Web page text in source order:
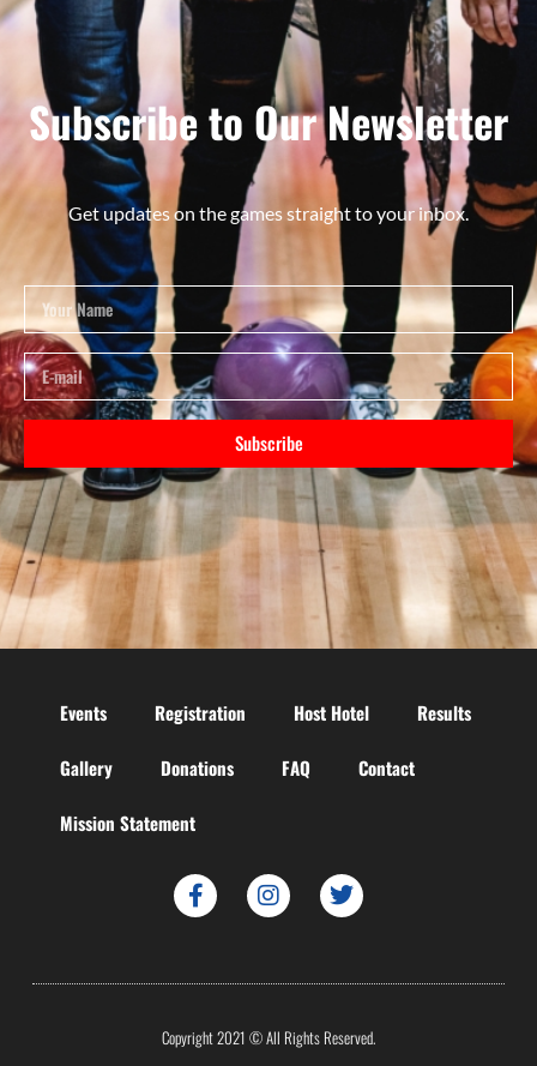
Subscribe to Our Newsletter
Get updates on the games straight to your inbox.
Subscribe
Events Registration Host Hotel Results
Gallery Donations FAQ Contact
Mission Statement
Copyright 2021 © All Rights Reserved.